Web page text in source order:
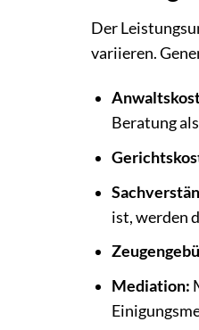
Der
variieren.
Beratung
ist, werden
Mediation: